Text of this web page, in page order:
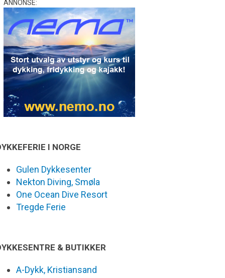
ANNONSE:
I NORGE
Gulen Dykkesenter
Nekton Diving, Smøla
One Ocean Dive Resort
Tregde Ferie
& BUTIKKER
A-Dykk, Kristiansand